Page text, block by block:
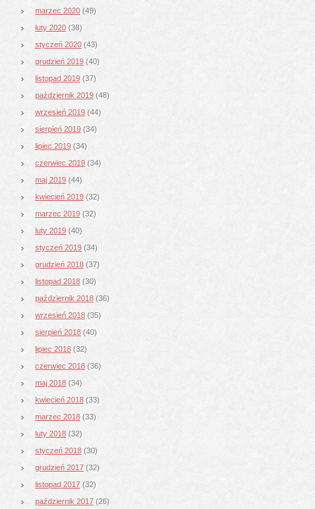
marzec 2020 (49)
luty 2020 (38)
styczeń 2020 (43)
grudzień 2019 (40)
listopad 2019 (37)
październik 2019 (48)
wrzesień 2019 (44)
sierpień 2019 (34)
lipiec 2019 (34)
czerwiec 2019 (34)
maj 2019 (44)
kwiecień 2019 (32)
marzec 2019 (32)
luty 2019 (40)
styczeń 2019 (34)
grudzień 2018 (37)
listopad 2018 (30)
październik 2018 (36)
wrzesień 2018 (35)
sierpień 2018 (40)
lipiec 2018 (32)
czerwiec 2018 (36)
maj 2018 (34)
kwiecień 2018 (33)
marzec 2018 (33)
luty 2018 (32)
styczeń 2018 (30)
grudzień 2017 (32)
listopad 2017 (32)
październik 2017 (26)